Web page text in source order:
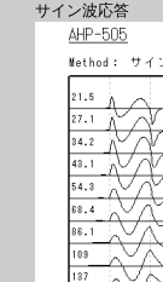
サイン波応答